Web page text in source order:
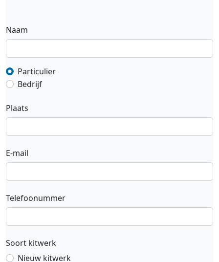
Naam
Particulier
Bedrijf
Plaats
E-mail
Telefoonummer
Soort kitwerk
Nieuw kitwerk